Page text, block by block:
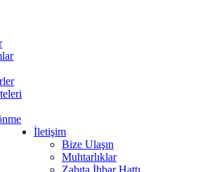
İletişim
Bize Ulaşın
Muhtarlıklar
Zabıta İhbar Hattı